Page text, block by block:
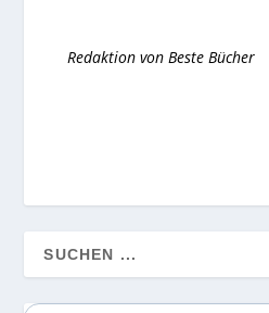
Redaktion von Beste Bücher